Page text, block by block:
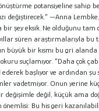
potansiyeline sahip
değiştirecek.” —Anna
şey eksik. Ne olduğunu
süren araştırmalarıyla bu
büyük bir kısmı bu gri
suçlamıyor. “Daha çok
başlıyor ve ardından
vadetmiyor. Onun yerine
değil, küçük ama
Bu his geri